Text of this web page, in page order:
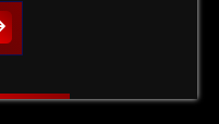
Retribusi Parkir